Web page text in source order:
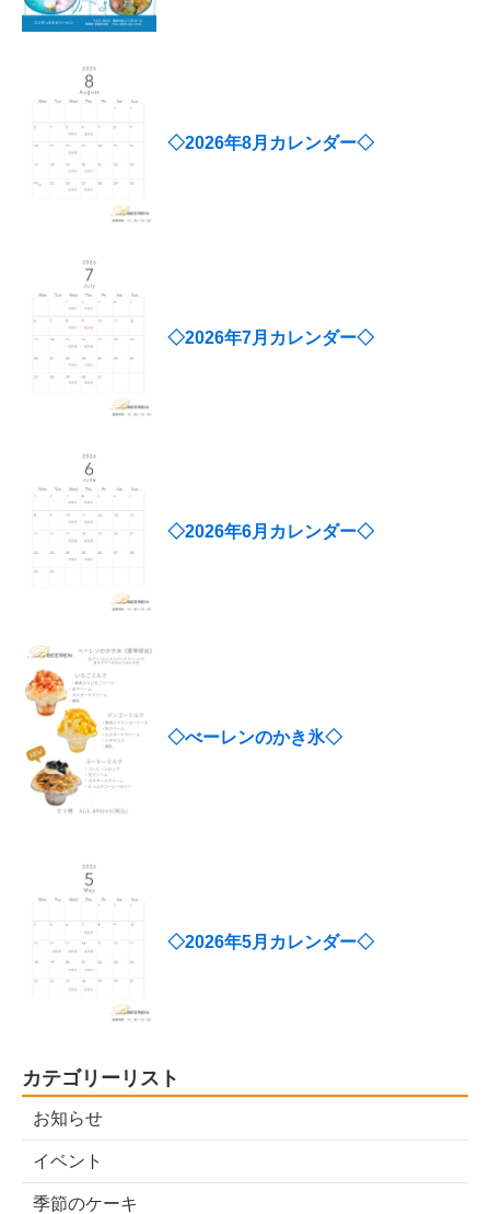
◇2026年8月カレンダー◇
◇2026年7月カレンダー◇
◇2026年6月カレンダー◇
◇べーレンのかき氷◇
◇2026年5月カレンダー◇
カテゴリーリスト
お知らせ
イベント
季節のケーキ